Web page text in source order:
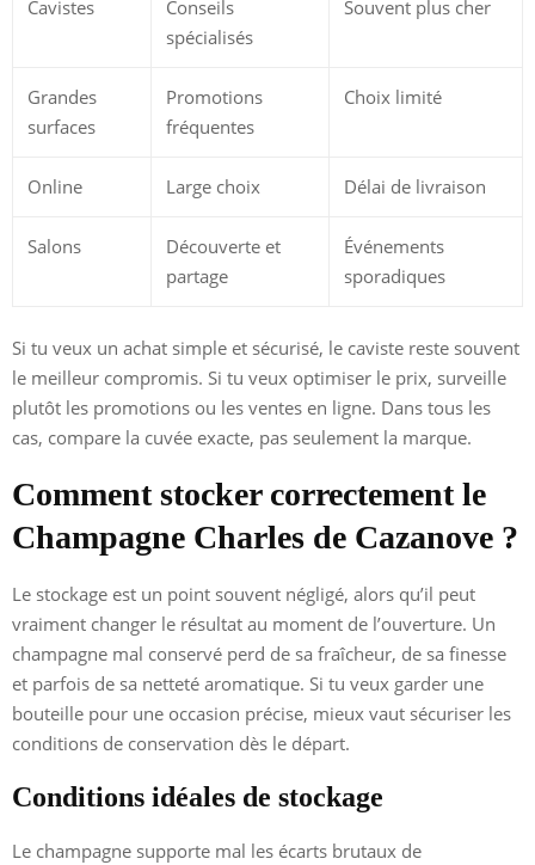
Cavistes
Conseils
spécialisés
Souvent plus cher
Grandes
surfaces
Promotions
fréquentes
Choix limité
Online Large choix Délai de livraison
Salons
Découverte et
partage
Événements
sporadiques
Si tu veux un achat simple et sécurisé, le caviste reste souvent
le meilleur compromis. Si tu veux optimiser le prix, surveille
plutôt les promotions ou les ventes en ligne. Dans tous les
cas, compare la cuvée exacte, pas seulement la marque.
Comment stocker correctement le
Champagne Charles de Cazanove ?
Le stockage est un point souvent négligé, alors qu’il peut
vraiment changer le résultat au moment de l’ouverture. Un
champagne mal conservé perd de sa fraîcheur, de sa finesse
et parfois de sa netteté aromatique. Si tu veux garder une
bouteille pour une occasion précise, mieux vaut sécuriser les
conditions de conservation dès le départ.
Conditions idéales de stockage
Le champagne supporte mal les écarts brutaux de